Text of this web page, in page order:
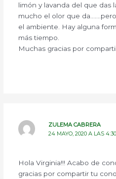
limón y lavanda del que das
mucho el olor que
el ambiente. Hay alguna
más tiempo.
Muchas gracias por
ZULEMA CABRERA
24 MAYO, 2020 A LAS
Hola Virginia!!! Acabo de
gracias por compartir tu